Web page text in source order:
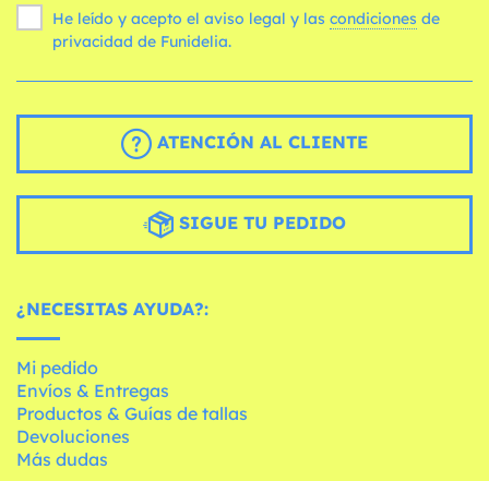
He leído y acepto el aviso legal y las condiciones
privacidad de Funidelia.
ATENCIÓN AL CLIENTE
SIGUE TU PEDIDO
¿NECESITAS AYUDA?:
Mi pedido
Envíos & Entregas
Productos & Guías de tallas
Devoluciones
Más dudas